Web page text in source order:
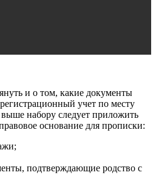
и о том, какие документы
учет по месту
набору следует приложить
основание для прописки:
подтверждающие родство с